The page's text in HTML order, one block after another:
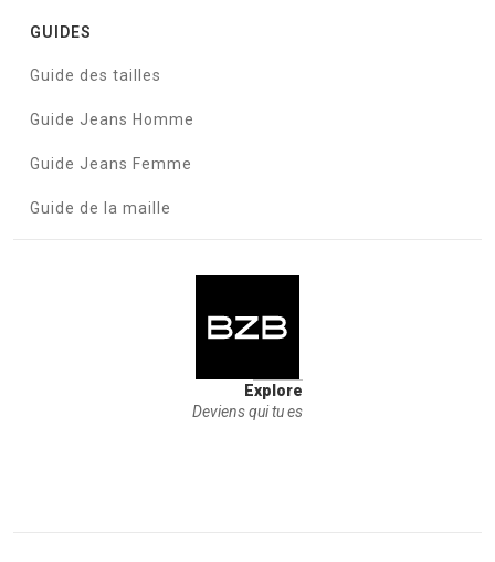
GUIDES
Guide des tailles
Guide Jeans Homme
Guide Jeans Femme
Guide de la maille
Explore
Deviens qui tu es